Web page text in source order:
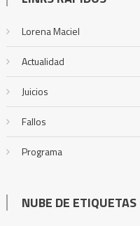
Lorena Maciel
Actualidad
Juicios
Fallos
Programa
NUBE DE ETIQUETAS